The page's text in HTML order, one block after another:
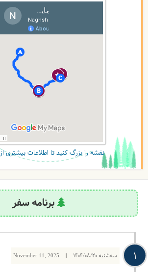
نقشه را بزرگ کنید تا اطلاعات بیشتری
برنامه سفر
1 سه‌شنبه November 11, 2025 | 1404/08/20